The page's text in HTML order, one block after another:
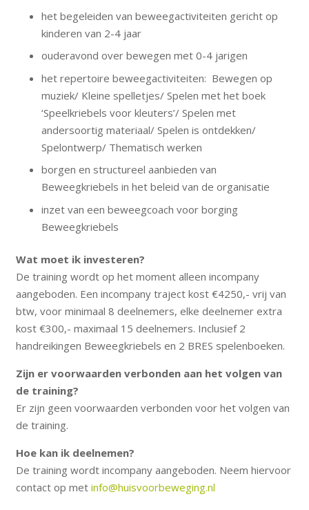
het begeleiden van beweegactiviteiten gericht op
kinderen van 2-4 jaar
ouderavond over bewegen met 0-4 jarigen
het repertoire beweegactiviteiten: Bewegen op
muziek/ Kleine spelletjes/ Spelen met het boek
‘Speelkriebels voor kleuters’/ Spelen met
andersoortig materiaal/ Spelen is ontdekken/
Spelontwerp/ Thematisch werken
borgen en structureel aanbieden van
Beweegkriebels in het beleid van de organisatie
inzet van een beweegcoach voor borging
Beweegkriebels
Wat moet ik investeren?
De training wordt op het moment alleen incompany
aangeboden. Een incompany traject kost €4250,- vrij van
btw, voor minimaal 8 deelnemers, elke deelnemer extra
kost €300,- maximaal 15 deelnemers. Inclusief 2
handreikingen Beweegkriebels en 2 BRES spelenboeken.
Zijn er voorwaarden verbonden aan het volgen van
de training?
Er zijn geen voorwaarden verbonden voor het volgen van
de training.
Hoe kan ik deelnemen?
De training wordt incompany aangeboden. Neem hiervoor
contact op met info@huisvoorbeweging.nl